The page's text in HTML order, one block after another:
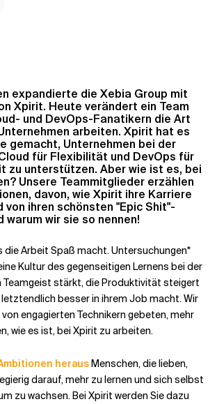
expandierte die Xebia Group mit
Xpirit. Heute verändert ein Team
und DevOps-Fanatikern die Art
arbeiten. Xpirit hat es
gemacht, Unternehmen bei der
für Flexibilität und DevOps für
zu unterstützen. Aber wie ist es, bei
Unsere Teammitglieder erzählen
davon, wie Xpirit ihre Karriere
ihren schönsten "Epic Shit"-
warum wir sie so nennen!
die Arbeit Spaß macht. Untersuchungen*
Kultur des gegenseitigen Lernens bei der
stärkt, die Produktivität steigert
besser in ihrem Job macht. Wir
engagierten Technikern gebeten, mehr
wie es ist, bei Xpirit zu arbeiten.
herausMenschen, die lieben,
darauf, mehr zu lernen und sich selbst
zu wachsen. Bei Xpirit werden Sie dazu